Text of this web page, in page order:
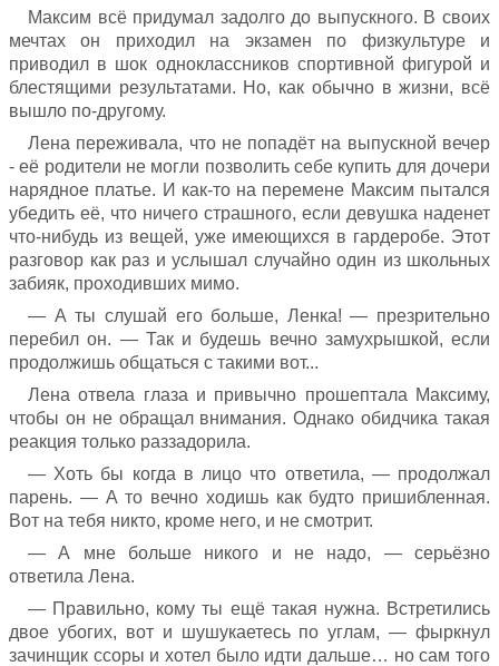
Максим всё придумал задолго до выпускного. В своих
мечтах он приходил на экзамен по физкультуре и
приводил в шок одноклассников спортивной фигурой и
блестящими результатами. Но, как обычно в жизни, всё
вышло по-другому.
Лена переживала, что не попадёт на выпускной вечер
- её родители не могли позволить себе купить для дочери
нарядное платье. И как-то на перемене Максим пытался
убедить её, что ничего страшного, если девушка наденет
что-нибудь из вещей, уже имеющихся в гардеробе. Этот
разговор как раз и услышал случайно один из школьных
забияк, проходивших мимо.
— А ты слушай его больше, Ленка! — презрительно
перебил он. — Так и будешь вечно замухрышкой, если
продолжишь общаться с такими вот...
Лена отвела глаза и привычно прошептала Максиму,
чтобы он не обращал внимания. Однако обидчика такая
реакция только раззадорила.
— Хоть бы когда в лицо что ответила, — продолжал
парень. — А то вечно ходишь как будто пришибленная.
Вот на тебя никто, кроме него, и не смотрит.
— А мне больше никого и не надо, — серьёзно
ответила Лена.
— Правильно, кому ты ещё такая нужна. Встретились
двое убогих, вот и шушукаетесь по углам, — фыркнул
зачинщик ссоры и хотел было идти дальше… но сам того